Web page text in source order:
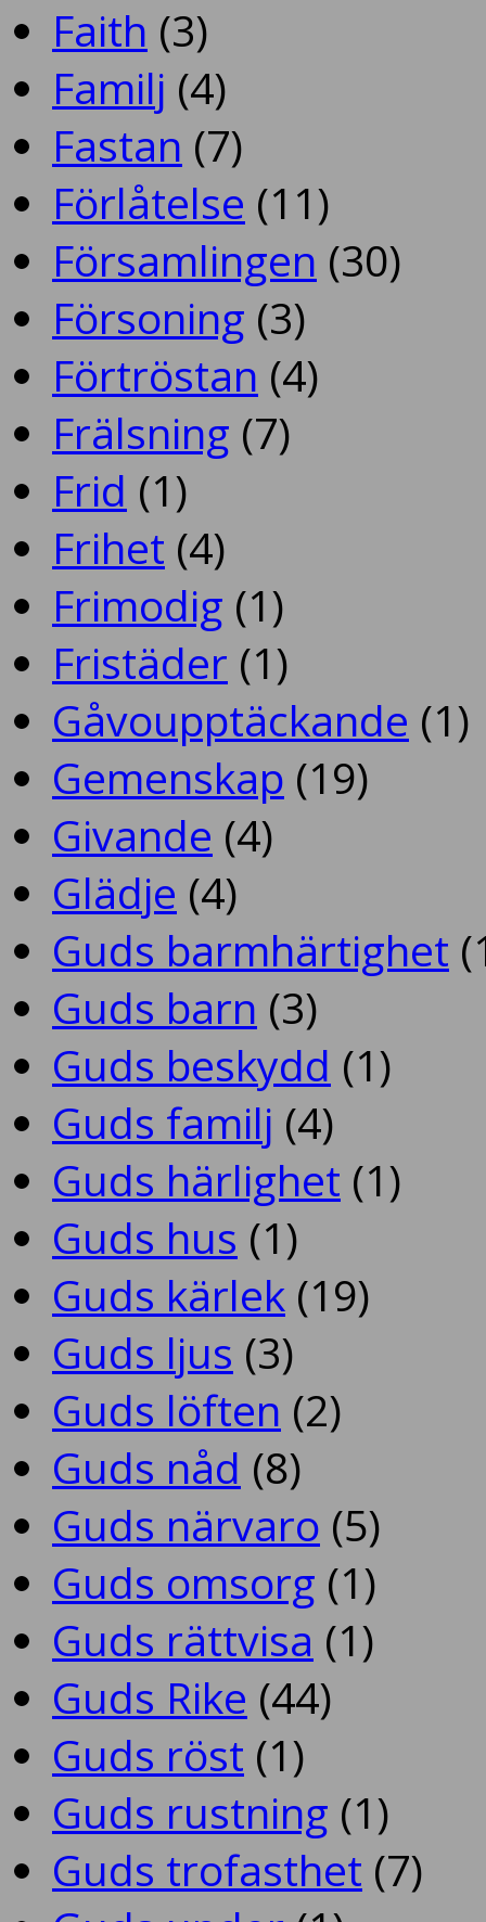
Faith (3)
Familj (4)
Fastan (7)
Förlåtelse (11)
Församlingen (30)
Försoning (3)
Förtröstan (4)
Frälsning (7)
Frid (1)
Frihet (4)
Frimodig (1)
Fristäder (1)
Gåvoupptäckande (1)
Gemenskap (19)
Givande (4)
Glädje (4)
Guds barmhärtighet
Guds barn (3)
Guds beskydd (1)
Guds familj (4)
Guds härlighet (1)
Guds hus (1)
Guds kärlek (19)
Guds ljus (3)
Guds löften (2)
Guds nåd (8)
Guds närvaro (5)
Guds omsorg (1)
Guds rättvisa (1)
Guds Rike (44)
Guds röst (1)
Guds rustning (1)
Guds trofasthet (7)